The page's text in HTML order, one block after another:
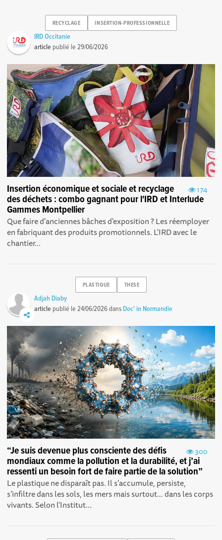
RECYCLAGE INSERTION-PROFESSIONNELLE
IRD Occitanie
article publié le29/06/2026
174
Insertion économique et sociale et recyclage
des déchets : combo gagnant pour l'IRD et Interlude
Gammes Montpellier
Que faire d'anciennes bâches d'exposition ? Les réemployer
en fabriquant des produits promotionnels. L'IRD avec le
chantier...
PLASTIQUE THESE
Adjah Diaby
article publié le24/06/2026dans Doc' in Normandie
300
“Je suis devenue plus consciente des défis
mondiaux comme la pollution et la durabilité, et j’ai
ressenti un besoin fort de faire partie de la solution”
Le plastique ne disparaît pas. Il s’accumule, persiste,
s’infiltre dans les sols, les mers mais surtout… dans les corps
vivants. Selon l’Institut...